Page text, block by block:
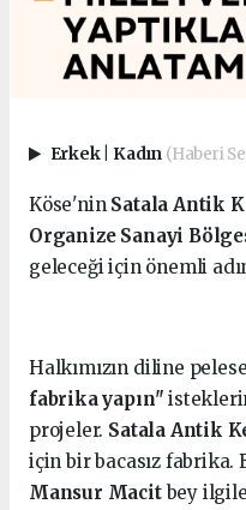
Erkek Kadın (Haberi
Köse'nin Satala Antik
Organize Sanayi
geleceği için önemli
Halkımızın diline
fabrika yapın"
projeler. Satala Antik
için bir bacasız fabrika.
Mansur Macitbey